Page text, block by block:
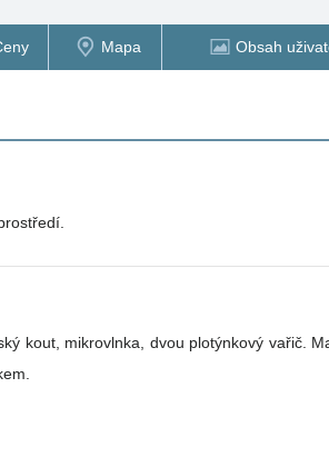
Mapa Obsah
kout, mikrovlnka, dvou plotýnkový vařič.